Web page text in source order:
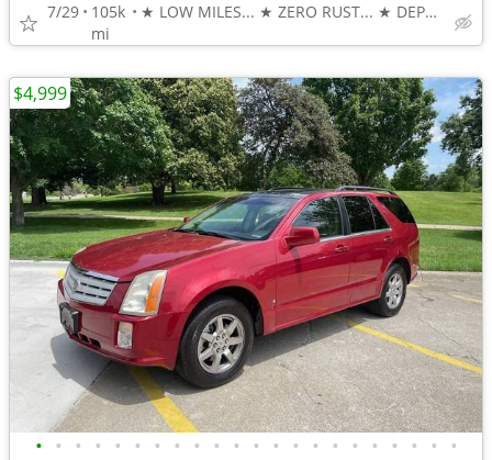
7/29
105k
mi
★ LOW MILES... ★ ZERO RUST... ★ DEPENDABLE & AFFORDABLE
• • • • • • • • • • • • • • • • • • • • • •
$4,999